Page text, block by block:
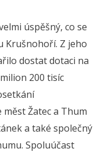
úspěšný, co se
Krušnohoří. Z jeho
dostat dotaci na
200 tisíc
Žatec a Thum
a také společný
Spoluúčast